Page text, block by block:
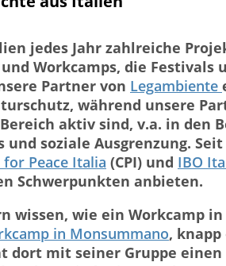
jedes Jahr zahlreiche
Workcamps, die
Partner von Legambiente
während unsere
aktiv sind, v.a. in den
und soziale Ausgrenzung.
Peace Italia (CPI) und IBO
Schwerpunkten anbieten.
wissen, wie ein Workcamp
in Monsummano,
dort mit seiner Gruppe